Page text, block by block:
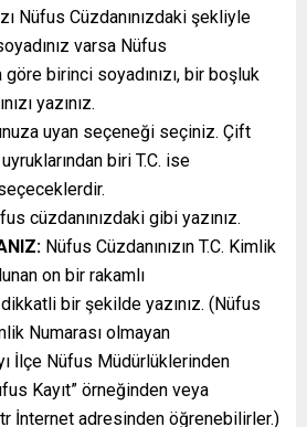
Nüfus Cüzdanınızdaki şekliyle
varsa Nüfus
göre birinci soyadınızı, bir boşluk
yazınız.
uyan seçeneği seçiniz. Çift
biri T.C. ise
cüzdanınızdaki gibi yazınız.
Nüfus Cüzdanınızın T.C. Kimlik
on bir rakamlı
bir şekilde yazınız. (Nüfus
Numarası olmayan
İlçe Nüfus Müdürlüklerinden
Kayıt” örneğinden veya
İnternet adresinden öğrenebilirler.)